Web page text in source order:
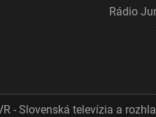
Rádio
- Slovenská televízia a